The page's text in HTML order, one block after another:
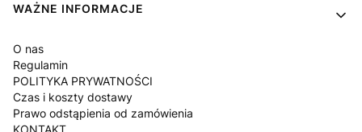
WAŻNE INFORMACJE
O nas
Regulamin
POLITYKA PRYWATNOŚCI
Czas i koszty dostawy
Prawo odstąpienia od zamówienia